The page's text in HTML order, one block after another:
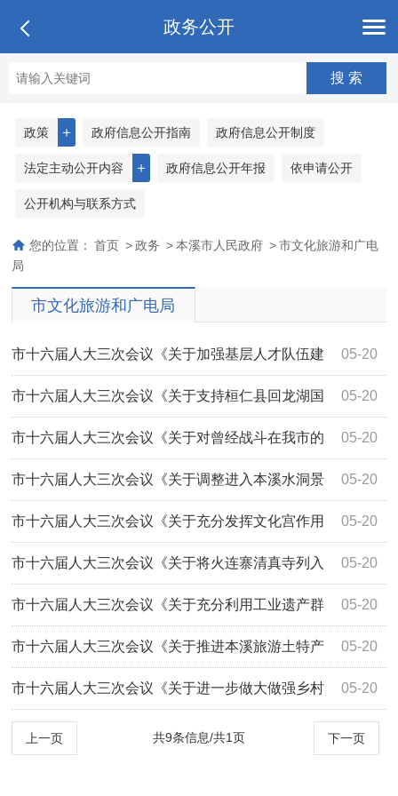
政务公开
＋
政策 政府信息公开指南 政府信息公开制度
＋
法定主动公开内容 政府信息公开年报 依申请公开
公开机构与联系方式
您的位置： 首页 > 政务 > 本溪市人民政府 > 市文化旅游和广电
局
市文化旅游和广电局
05-20
市十六届人大三次会议《关于加强基层人才队伍建
设为“文旅兴市”做好人力资源保障的建议... 05-20
市十六届人大三次会议《关于支持桓仁县回龙湖国
家旅游度假区建设的建议》（第3249号）答复 05-20
市十六届人大三次会议《关于对曾经战斗在我市的
抗联英雄和解放战争中做出贡献的英雄后代... 05-20
市十六届人大三次会议《关于调整进入本溪水洞景
区交通组织的建议》（第3220号）答复 05-20
市十六届人大三次会议《关于充分发挥文化宫作用
满足本溪百姓文化生活的建议》（第3133号... 05-20
市十六届人大三次会议《关于将火连寨清真寺列入
文物保护单位的建议》（第3045号）答复 05-20
市十六届人大三次会议《关于充分利用工业遗产群
优势加快开发工业旅游的建议》（第3081号... 05-20
市十六届人大三次会议《关于推进本溪旅游土特产
品深度开发的建议》（第3057号）答复 05-20
市十六届人大三次会议《关于进一步做大做强乡村
旅游业的建议》（第3001号）答复
上一页 下一页
共9条信息/共1页